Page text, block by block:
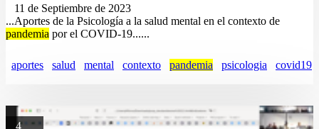
11 de Septiembre de 2023
...Aportes de la Psicología a la salud mental en el contexto de
pandemia por el COVID-19......
aportes salud mental contexto pandemia psicologia covid19
4